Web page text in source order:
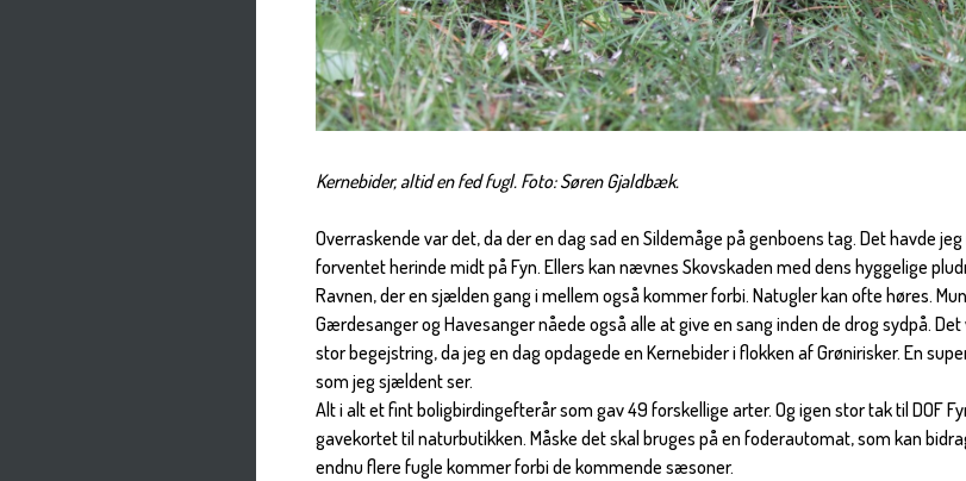
Kernebider, altid en fed fugl. Foto: Søren Gjaldbæk.
Overraskende var det, da der en dag sad en Sildemåge på genboens tag. Det havde jeg
forventet herinde midt på Fyn. Ellers kan nævnes Skovskaden med dens hyggelige
Ravnen, der en sjælden gang i mellem også kommer forbi. Natugler kan ofte høres.
Gærdesanger og Havesanger nåede også alle at give en sang inden de drog sydpå.
stor begejstring, da jeg en dag opdagede en Kernebider i flokken af Grønirisker. En
som jeg sjældent ser.
Alt i alt et fint boligbirdingefterår som gav 49 forskellige arter. Og igen stor tak til DOF
gavekortet til naturbutikken. Måske det skal bruges på en foderautomat, som kan
endnu flere fugle kommer forbi de kommende sæsoner.